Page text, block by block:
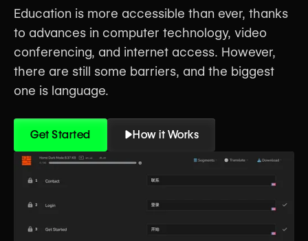
Education is more accessible than ever, thanks
to advances in computer technology, video
conferencing, and internet access. However,
there are still some barriers, and the biggest
one is language.
Get Started How it Works